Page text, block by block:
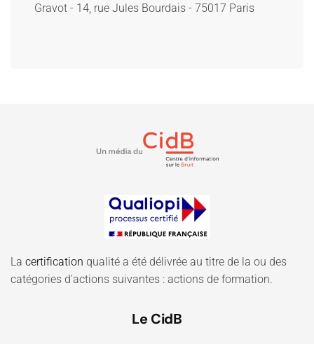
Gravot - 14, rue Jules Bourdais - 75017 Paris
La certification qualité a été délivrée au titre de la ou des
catégories d'actions suivantes : actions de formation.
Le CidB